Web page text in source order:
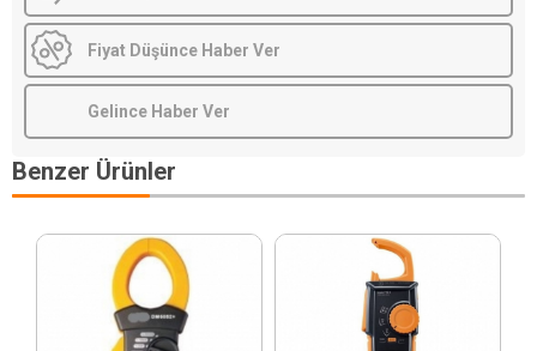
Fiyat Düşünce Haber Ver
Gelince Haber Ver
Benzer Ürünler